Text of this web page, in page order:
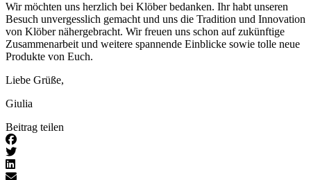
Wir möchten uns herzlich bei Klöber bedanken. Ihr habt unseren
Besuch unvergesslich gemacht und uns die Tradition und Innovation
von Klöber nähergebracht. Wir freuen uns schon auf zukünftige
Zusammenarbeit und weitere spannende Einblicke sowie tolle neue
Produkte von Euch.
Liebe Grüße,
Giulia
Beitrag teilen